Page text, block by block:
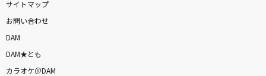
サイトマップ
お問い合わせ
DAM
DAM★とも
カラオケ＠DAM